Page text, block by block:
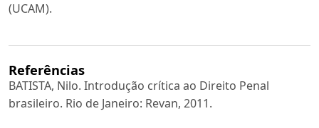
(UCAM).
Referências
BATISTA, Nilo. Introdução crítica ao Direito Penal
brasileiro. Rio de Janeiro: Revan, 2011.